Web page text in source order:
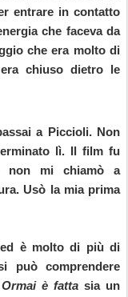
entrare in contatto
che faceva da
che era molto di
chiuso dietro le
a Piccioli. Non
lì. Il film fu
non mi chiamò a
Usò la mia prima
è molto di più di
comprendere
Ormai è fatta sia un